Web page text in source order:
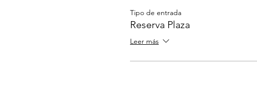
Tipo de entrada
Reserva Plaza
Leer más